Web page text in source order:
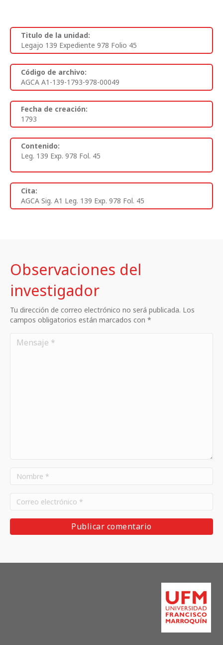
Titulo de la unidad:
Legajo 139 Expediente 978 Folio 45
Código de archivo:
AGCA A1-139-1793-978-00049
Fecha de creación:
1793
Contenido:
Leg. 139 Exp. 978 Fol. 45
Cita:
AGCA Sig. A1 Leg. 139 Exp. 978 Fol. 45
Observaciones del
investigador
Tu dirección de correo electrónico no será publicada. Los
campos obligatorios están marcados con *